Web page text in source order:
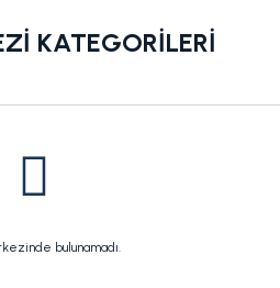
KATEGORILERI
bulunamadı.